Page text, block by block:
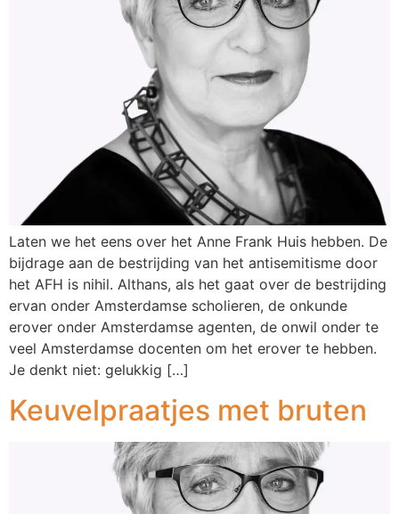
Laten we het eens over het Anne Frank Huis hebben. De
bijdrage aan de bestrijding van het antisemitisme door
het AFH is nihil. Althans, als het gaat over de bestrijding
ervan onder Amsterdamse scholieren, de onkunde
erover onder Amsterdamse agenten, de onwil onder te
veel Amsterdamse docenten om het erover te hebben.
Je denkt niet: gelukkig […]
Keuvelpraatjes met bruten